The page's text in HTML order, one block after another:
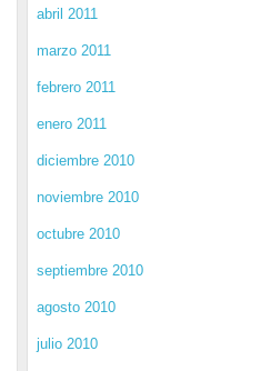
abril 2011
marzo 2011
febrero 2011
enero 2011
diciembre 2010
noviembre 2010
octubre 2010
septiembre 2010
agosto 2010
julio 2010